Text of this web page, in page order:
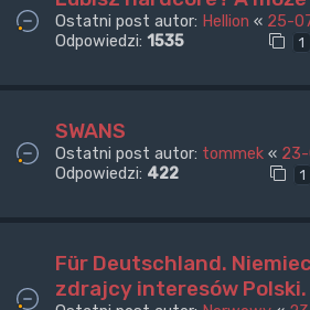
Ostatni post autor: Hellion « 25-
Odpowiedzi: 1535 1
SWANS
Ostatni post autor: tommek «
Odpowiedzi: 422 1
Für Deutschland.
zdrajcy interesów Polski.